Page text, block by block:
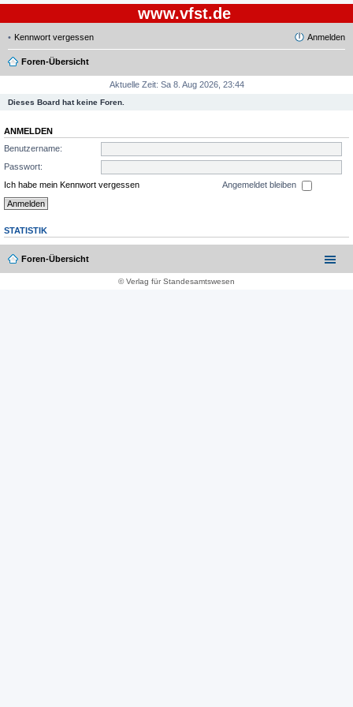
www.vfst.de
Kennwort vergessen Anmelden
Foren-Übersicht
Aktuelle Zeit: Sa 8. Aug 2026, 23:44
Dieses Board hat keine Foren.
ANMELDEN
Benutzername:
Passwort:
Ich habe mein Kennwort vergessen
Angemeldet bleiben
STATISTIK
Foren-Übersicht
© Verlag für Standesamtswesen